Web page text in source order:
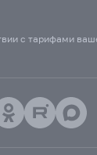
с тарифами